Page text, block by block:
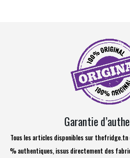
Garantie
Tous les articles disponibles sur thefridge.tn
% authentiques, issus directement des